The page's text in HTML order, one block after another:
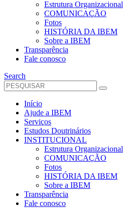
Estrutura Organizacional
COMUNICAÇÃO
Fotos
HISTÓRIA DA IBEM
Sobre a IBEM
Transparência
Fale conosco
Search
Início
Ajude a IBEM
Serviços
Estudos Doutrinários
INSTITUCIONAL
Estrutura Organizacional
COMUNICAÇÃO
Fotos
HISTÓRIA DA IBEM
Sobre a IBEM
Transparência
Fale conosco